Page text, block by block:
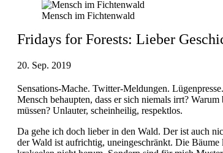
Mensch im Fichtenwald
Fridays for Forests: Lieber
20. Sep. 2019
Sensations-Mache. Twitter-Meldungen.
Mensch behaupten, dass er sich niemals irrt?
müssen? Unlauter, scheinheilig, respektlos.
Da gehe ich doch lieber in den Wald. Der ist auch
der Wald ist aufrichtig, uneingeschränkt. Die